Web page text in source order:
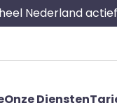
Nederland
Onze Diensten